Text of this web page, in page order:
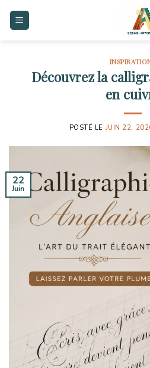
Découvrez la
en
POSTÉ LE JUIN 22,
22
Juin